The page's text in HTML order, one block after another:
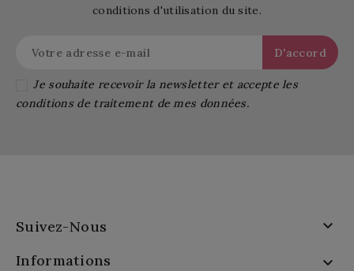
conditions d'utilisation du site.
Je souhaite recevoir la newsletter et accepte les
conditions de traitement de mes données.
Suivez-Nous 
Informations 